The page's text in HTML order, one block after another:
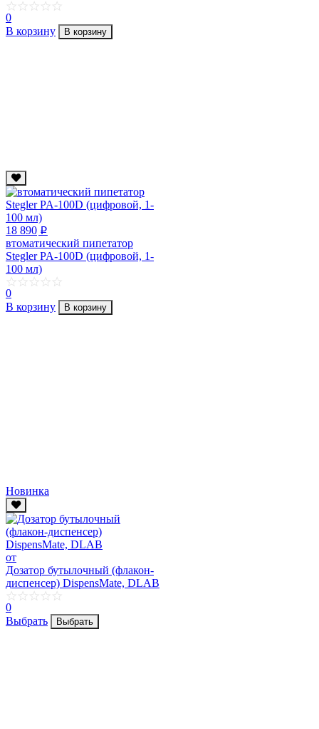
0
В корзину
В корзину
18 890 p
втоматический пипетатор
Stegler PA-100D (цифровой, 1-
100 мл)
0
В корзину
В корзину
Новинка
от
Дозатор бутылочный (флакон-
диспенсер) DispensMate, DLAB
0
Выбрать
Выбрать